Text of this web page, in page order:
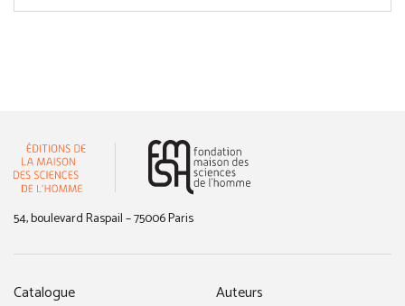
54, boulevard Raspail – 75006 Paris
Catalogue
Auteurs